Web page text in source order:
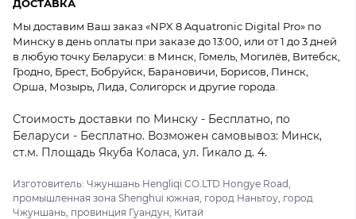
ДОСТАВКА
Мы доставим Ваш заказ «NPX 8 Aquatronic Digital Pro» по
Минску в день оплаты при заказе до 13:00, или от 1 до 3 дней
в любую точку Беларуси: в Минск, Гомель, Могилёв, Витебск,
Гродно, Брест, Бобруйск, Барановичи, Борисов, Пинск,
Орша, Мозырь, Лида, Солигорск и другие города.
Стоимость доставки по Минску - Бесплатно, по
Беларуси - Бесплатно. Возможен самовывоз: Минск,
ст.м. Площадь Якуба Коласа, ул. Гикало д. 4.
Изготовитель: Чжуншань Hengliqi CO.LTD Hongye Road,
промышленная зона Shenghui южная, город Наньтоу, город
Чжуншань, провинция Гуандун, Китай